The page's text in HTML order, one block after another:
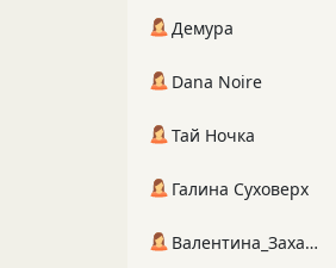
Демура
Dana Noire
Тай Ночка
Галина Суховерх
Валентина_Захарова